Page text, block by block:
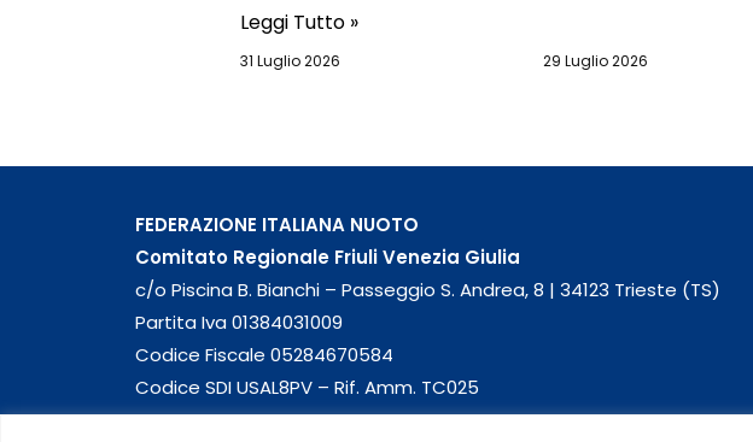
Leggi Tutto »
31 Luglio 2026 29 Luglio 2026
FEDERAZIONE ITALIANA NUOTO
Comitato Regionale Friuli Venezia Giulia
c/o Piscina B. Bianchi – Passeggio S. Andrea, 8 | 34123 Trieste (TS)
Partita Iva 01384031009
Codice Fiscale 05284670584
Codice SDI USAL8PV – Rif. Amm. TC025